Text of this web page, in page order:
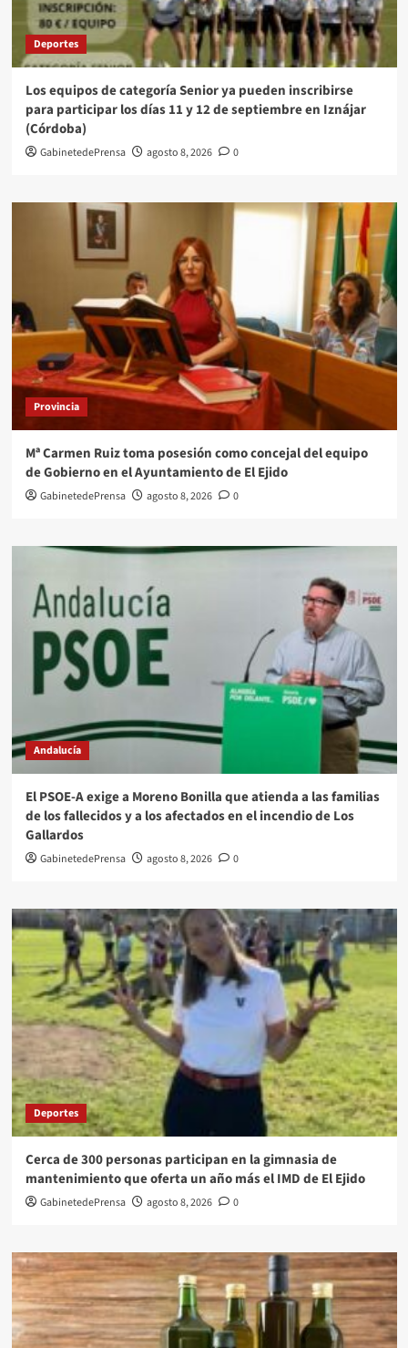
Deportes
Los equipos de categoría Senior ya pueden inscribirse
para participar los días 11 y 12 de septiembre en Iznájar
(Córdoba)
GabinetedePrensa agosto 8, 2026 0
Provincia
Mª Carmen Ruiz toma posesión como concejal del equipo
de Gobierno en el Ayuntamiento de El Ejido
GabinetedePrensa agosto 8, 2026 0
Andalucía
El PSOE-A exige a Moreno Bonilla que atienda a las familias
de los fallecidos y a los afectados en el incendio de Los
Gallardos
GabinetedePrensa agosto 8, 2026 0
Deportes
Cerca de 300 personas participan en la gimnasia de
mantenimiento que oferta un año más el IMD de El Ejido
GabinetedePrensa agosto 8, 2026 0